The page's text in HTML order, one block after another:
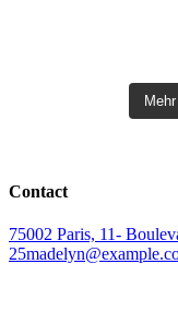
Contact
75002 Paris, 11-
25